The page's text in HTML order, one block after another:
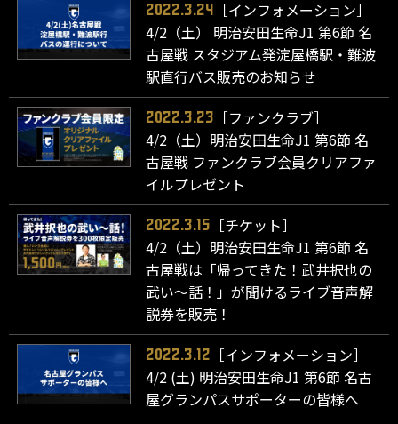
2022.3.24
［インフォメーション］
4/2（土） 明治安田生命J1 第6節 名
古屋戦 スタジアム発淀屋橋駅・難波
駅直行バス販売のお知らせ
2022.3.23
［ファンクラブ］
4/2（土）明治安田生命J1 第6節 名
古屋戦 ファンクラブ会員クリアファ
イルプレゼント
2022.3.15
［チケット］
4/2（土）明治安田生命J1 第6節 名
古屋戦は「帰ってきた！武井択也の
武い～話！」が聞けるライブ音声解
説券を販売！
2022.3.12
［インフォメーション］
4/2 (土) 明治安田生命J1 第6節 名古
屋グランパスサポーターの皆様へ